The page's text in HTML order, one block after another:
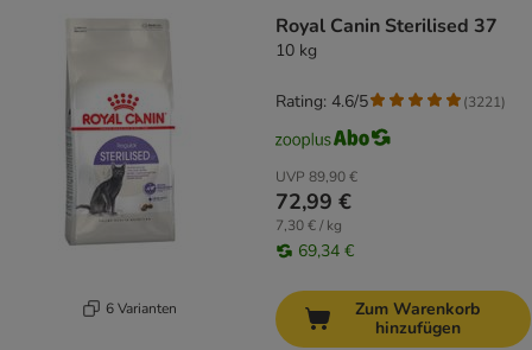
6 Varianten
Royal Canin Sterilised 37
10 kg
UVP 89,90 €
72,99 €
7,30 € / kg
69,34 €
Rating: 4.6/5 (3221)
Zum Warenkorb
hinzufügen